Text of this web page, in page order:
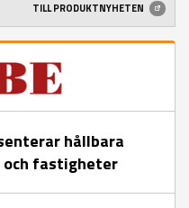
TILL PRODUKTNYHETEN
hållbara
fastigheter